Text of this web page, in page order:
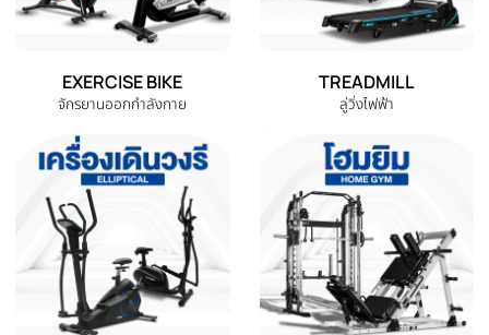
หมวดหมู่สินค้าทั้งหมด
เลือกหมวดหมู่เครื่องออกกำลังกายที่คุณต้องการ